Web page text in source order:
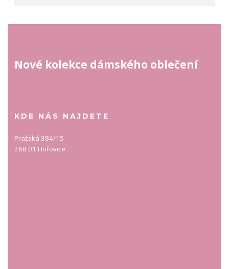
Nové kolekce dámského oblečení
KDE NÁS NAJDETE
Pražská 384/15
268 01 Hořovice